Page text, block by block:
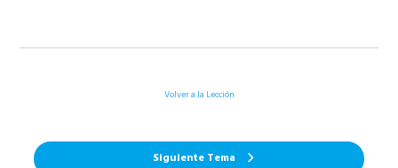
Volver a la Lección
Siguiente Tema